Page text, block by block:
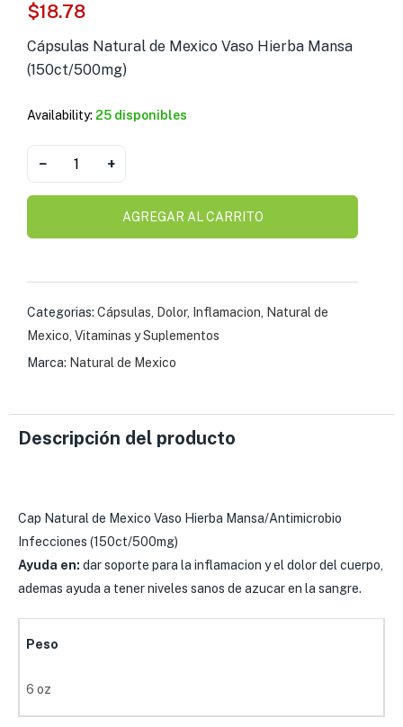
$18.78
Cápsulas Natural de Mexico Vaso Hierba Mansa
(150ct/500mg)
Availability: 25 disponibles
− +
AGREGAR AL CARRITO
Categorias: Cápsulas, Dolor, Inflamacion, Natural de
Mexico, Vitaminas y Suplementos
Marca: Natural de Mexico
Descripción del producto
Cap Natural de Mexico Vaso Hierba Mansa/Antimicrobio
Infecciones (150ct/500mg)
Ayuda en: dar soporte para la inflamacion y el dolor del cuerpo,
ademas ayuda a tener niveles sanos de azucar en la sangre.
Peso
6 oz